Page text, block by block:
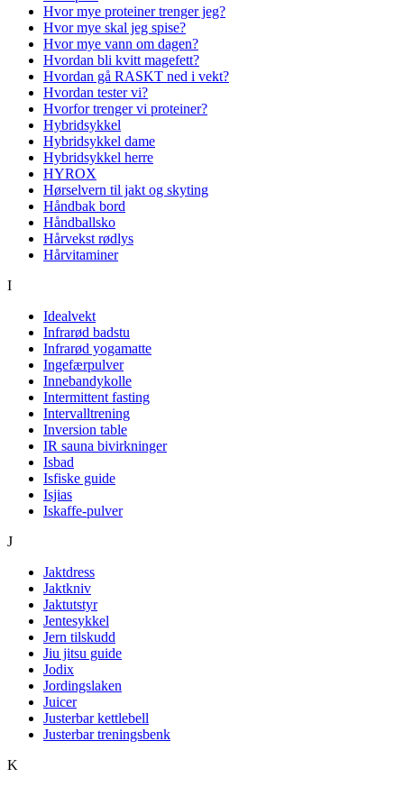
Hvor mye proteiner trenger jeg?
Hvor mye skal jeg spise?
Hvor mye vann om dagen?
Hvordan bli kvitt magefett?
Hvordan gå RASKT ned i vekt?
Hvordan tester vi?
Hvorfor trenger vi proteiner?
Hybridsykkel
Hybridsykkel dame
Hybridsykkel herre
HYROX
Hørselvern til jakt og skyting
Håndbak bord
Håndballsko
Hårvekst rødlys
Hårvitaminer
I
Idealvekt
Infrarød badstu
Infrarød yogamatte
Ingefærpulver
Innebandykolle
Intermittent fasting
Intervalltrening
Inversion table
IR sauna bivirkninger
Isbad
Isfiske guide
Isjias
Iskaffe-pulver
J
Jaktdress
Jaktkniv
Jaktutstyr
Jentesykkel
Jern tilskudd
Jiu jitsu guide
Jodix
Jordingslaken
Juicer
Justerbar kettlebell
Justerbar treningsbenk
K